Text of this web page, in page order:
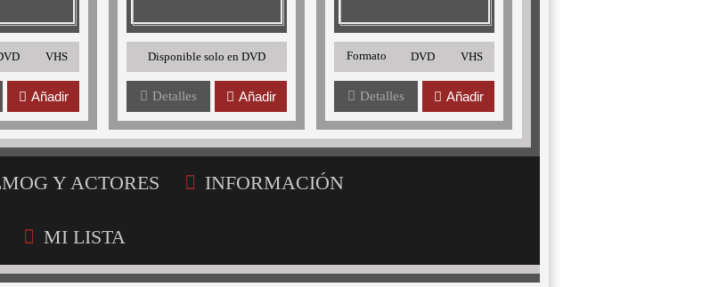
VHS
Añadir
Disponible solo en DVD
Detalles Añadir
Formato DVD VHS
Detalles Añadir
Y ACTORES INFORMACIÓN
MI LISTA